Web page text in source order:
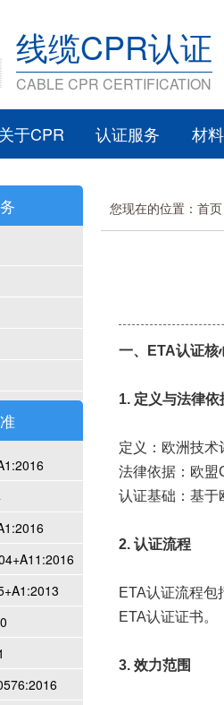
线缆CPR认证
CABLE CPR CERTIFICATION
关于CPR 认证服务 材
您现在的位置： 首页
一、ETA认证核
1. 定义与法律依
定义：欧洲技
法律依据：欧盟
认证基础：基于
2. 认证流程
ETA认证流程包
ETA认证证书。
3. 效力范围